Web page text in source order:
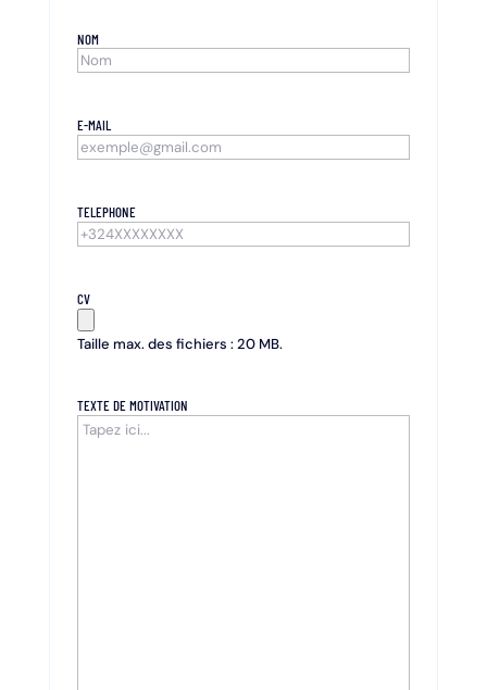
NOM
E-MAIL
TELEPHONE
CV
Taille max. des fichiers : 20 MB.
TEXTE DE MOTIVATION